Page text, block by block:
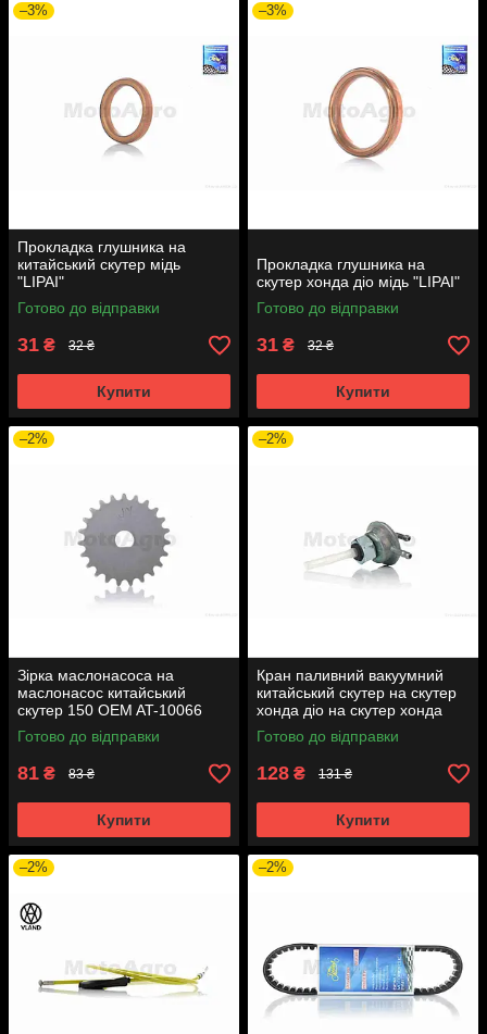
–3%
Прокладка глушника на
китайський скутер мідь
"LIPAI"
Готово до відправки
31 ₴ 32 ₴
Купити
–3%
Прокладка глушника на
скутер хонда діо мідь "LIPAI"
Готово до відправки
31 ₴ 32 ₴
Купити
–2%
Зірка маслонасоса на
маслонасос китайський
скутер 150 OEM AT-10066
Готово до відправки
81 ₴ 83 ₴
Купити
–2%
Кран паливний вакуумний
китайський скутер на скутер
хонда діо на скутер хонда
такт AF24 вкручується M16
AT-7074
Готово до відправки
128 ₴ 131 ₴
Купити
–2% –2%